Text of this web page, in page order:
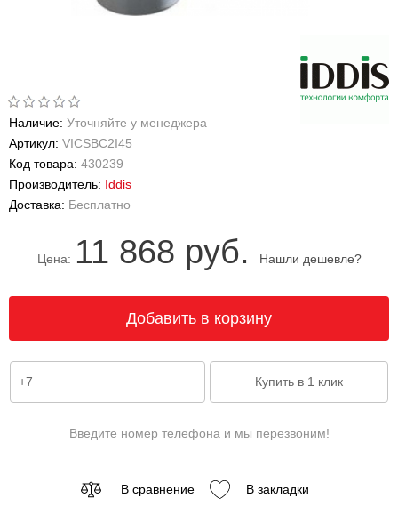
Наличие: Уточняйте у менеджера
Артикул: VICSBC2I45
Код товара: 430239
Производитель: Iddis
Доставка: Бесплатно
Цена: 11 868 руб. Нашли дешевле?
Введите номер телефона и мы перезвоним!
В сравнение В закладки